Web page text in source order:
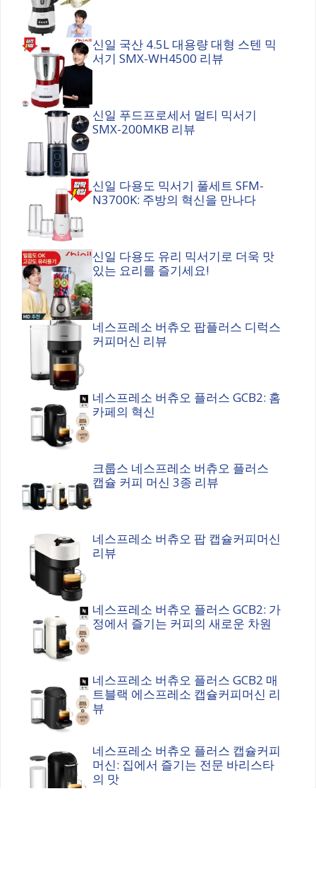
신일 국산 4.5L 대용량 대형 스텐 믹
서기 SMX-WH4500 리뷰
신일 푸드프로세서 멀티 믹서기
SMX-200MKB 리뷰
신일 다용도 믹서기 풀세트 SFM-
N3700K: 주방의 혁신을 만나다
신일 다용도 유리 믹서기로 더욱 맛
있는 요리를 즐기세요!
네스프레소 버츄오 팝플러스 디럭스
커피머신 리뷰
네스프레소 버츄오 플러스 GCB2: 홈
카페의 혁신
크룹스 네스프레소 버츄오 플러스
캡슐 커피 머신 3종 리뷰
네스프레소 버츄오 팝 캡슐커피머신
리뷰
네스프레소 버츄오 플러스 GCB2: 가
정에서 즐기는 커피의 새로운 차원
네스프레소 버츄오 플러스 GCB2 매
트블랙 에스프레소 캡슐커피머신 리
뷰
네스프레소 버츄오 플러스 캡슐커피
머신: 집에서 즐기는 전문 바리스타
의 맛